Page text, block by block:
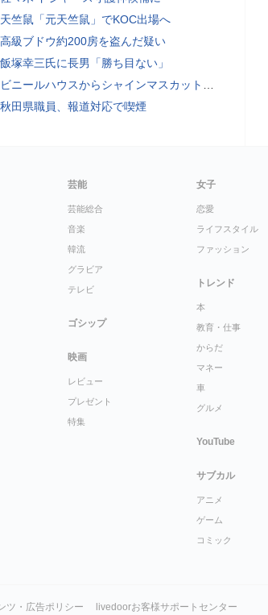
天竺鼠「元天竺鼠」でKOC出場へ
高級ブドウ約200房を盗んだ疑い
飯塚幸三氏に長男「勝ち目ない」
ビニールハウスからシャインマスカット約200房を盗んだ疑い ネットで販売か 無職の男（42）逮捕 岡山県警
秋田県職員、報道対応で喫煙
芸能
芸能総合
音楽
韓流
グラビア
テレビ
ゴシップ
映画
レビュー
プレゼント
特集
女子
恋愛
ライフスタイル
ファッション
トレンド
本
教育・仕事
からだ
マネー
車
グルメ
YouTube
サブカル
アニメ
ゲーム
コミック
ツ・広告ポリシー livedoorお客様サポートセンター